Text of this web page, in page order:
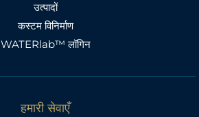
उत्पादों
कस्टम विनिर्माण
WATERlab™ लॉगिन
हमारी सेवाएँ